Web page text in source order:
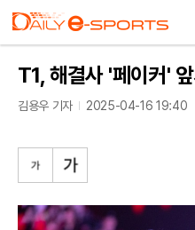
T1, 해결사 '페이커'
김용우 기자 2025-04-16 19:40